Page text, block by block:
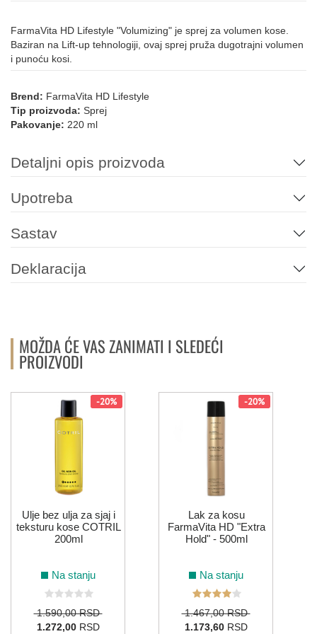
FarmaVita HD Lifestyle "Volumizing" je sprej za volumen kose.
Baziran na Lift-up tehnologiji, ovaj sprej pruža dugotrajni volumen
i punoću kosi.
Brend: FarmaVita HD Lifestyle
Tip proizvoda: Sprej
Pakovanje: 220 ml
Detaljni opis proizvoda
Upotreba
Sastav
Deklaracija
MOŽDA ĆE VAS ZANIMATI I SLEDEĆI
PROIZVODI
-20%
Ulje bez ulja za sjaj i
teksturu kose COTRIL
200ml
Na stanju
1.590,00 RSD
1.272,00RSD
-20%
Lak za kosu
FarmaVita HD "Extra
Hold" - 500ml
Na stanju
1.467,00 RSD
1.173,60RSD